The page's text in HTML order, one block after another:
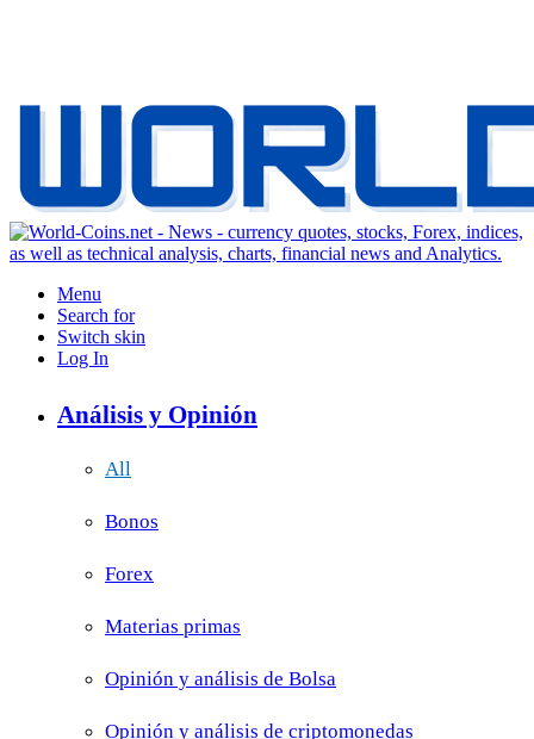
Menu
Search for
Switch skin
Log In
Análisis y Opinión
All
Bonos
Forex
Materias primas
Opinión y análisis de Bolsa
Opinión y análisis de criptomonedas